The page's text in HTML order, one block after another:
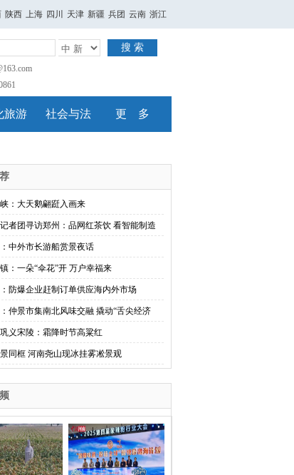
陕西 上海 四川 天津 新疆 兵团 云南 浙江
搜 索
旅游 社会与法 更 多
：大天鹅翩跹入画来
者团寻访郑州：品网红茶饮 看智能制造
中外市长游船赏景夜话
：一朵“伞花”开 万户幸福来
防爆企业赶制订单供应海内外市场
仲景市集南北风味交融 撬动“舌尖经济
义宋陵：霜降时节高粱红
同框 河南尧山现冰挂雾凇景观